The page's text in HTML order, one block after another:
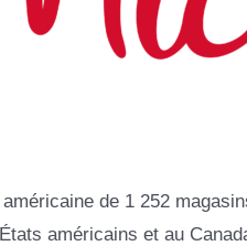
de 1 252
américains et au